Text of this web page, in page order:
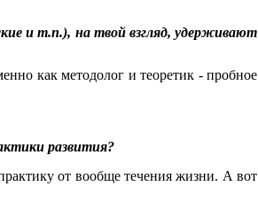
и т.п.), на твой взгляд, удерживают
как методолог и теоретик - пробное
развития?
от вообще течения жизни. А вот